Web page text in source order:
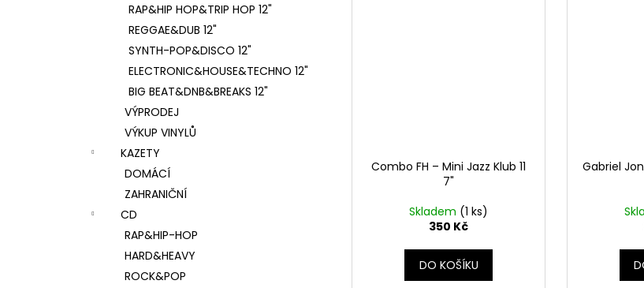
RAP&HIP HOP&TRIP HOP 12"
REGGAE&DUB 12"
SYNTH-POP&DISCO 12"
ELECTRONIC&HOUSE&TECHNO 12"
BIG BEAT&DNB&BREAKS 12"
VÝPRODEJ
VÝKUP VINYLŮ
KAZETY
DOMÁCÍ
ZAHRANIČNÍ
CD
RAP&HIP-HOP
HARD&HEAVY
ROCK&POP
Combo FH – Mini Jazz Klub 11
7"
Skladem (1 ks)
350 Kč
DO KOŠÍKU
Gabriel